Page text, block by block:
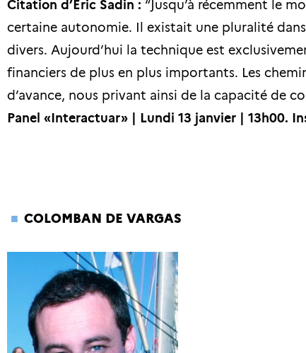
Citation d’Eric Sadin : “Jusqu’à récemment le
certaine autonomie. Il existait une pluralité
divers. Aujourd’hui la technique est
financiers de plus en plus importants. Les
d’avance, nous privant ainsi de la capacité de
Panel «Interactuar» | Lundi 13 janvier | 13h00.
COLOMBAN DE VARGAS